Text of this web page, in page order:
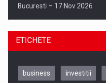
Bucuresti – 17 Nov 2026
ETICHETE
business investitii